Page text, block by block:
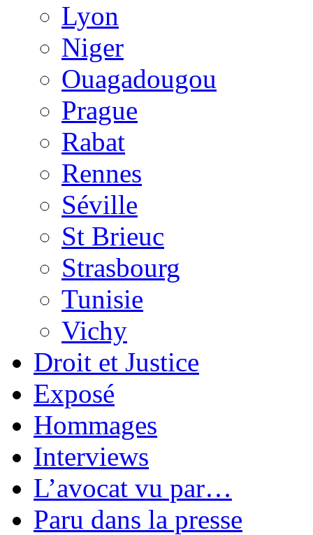
Lyon
Niger
Ouagadougou
Prague
Rabat
Rennes
Séville
St Brieuc
Strasbourg
Tunisie
Vichy
Droit et Justice
Exposé
Hommages
Interviews
L’avocat vu par…
Paru dans la presse